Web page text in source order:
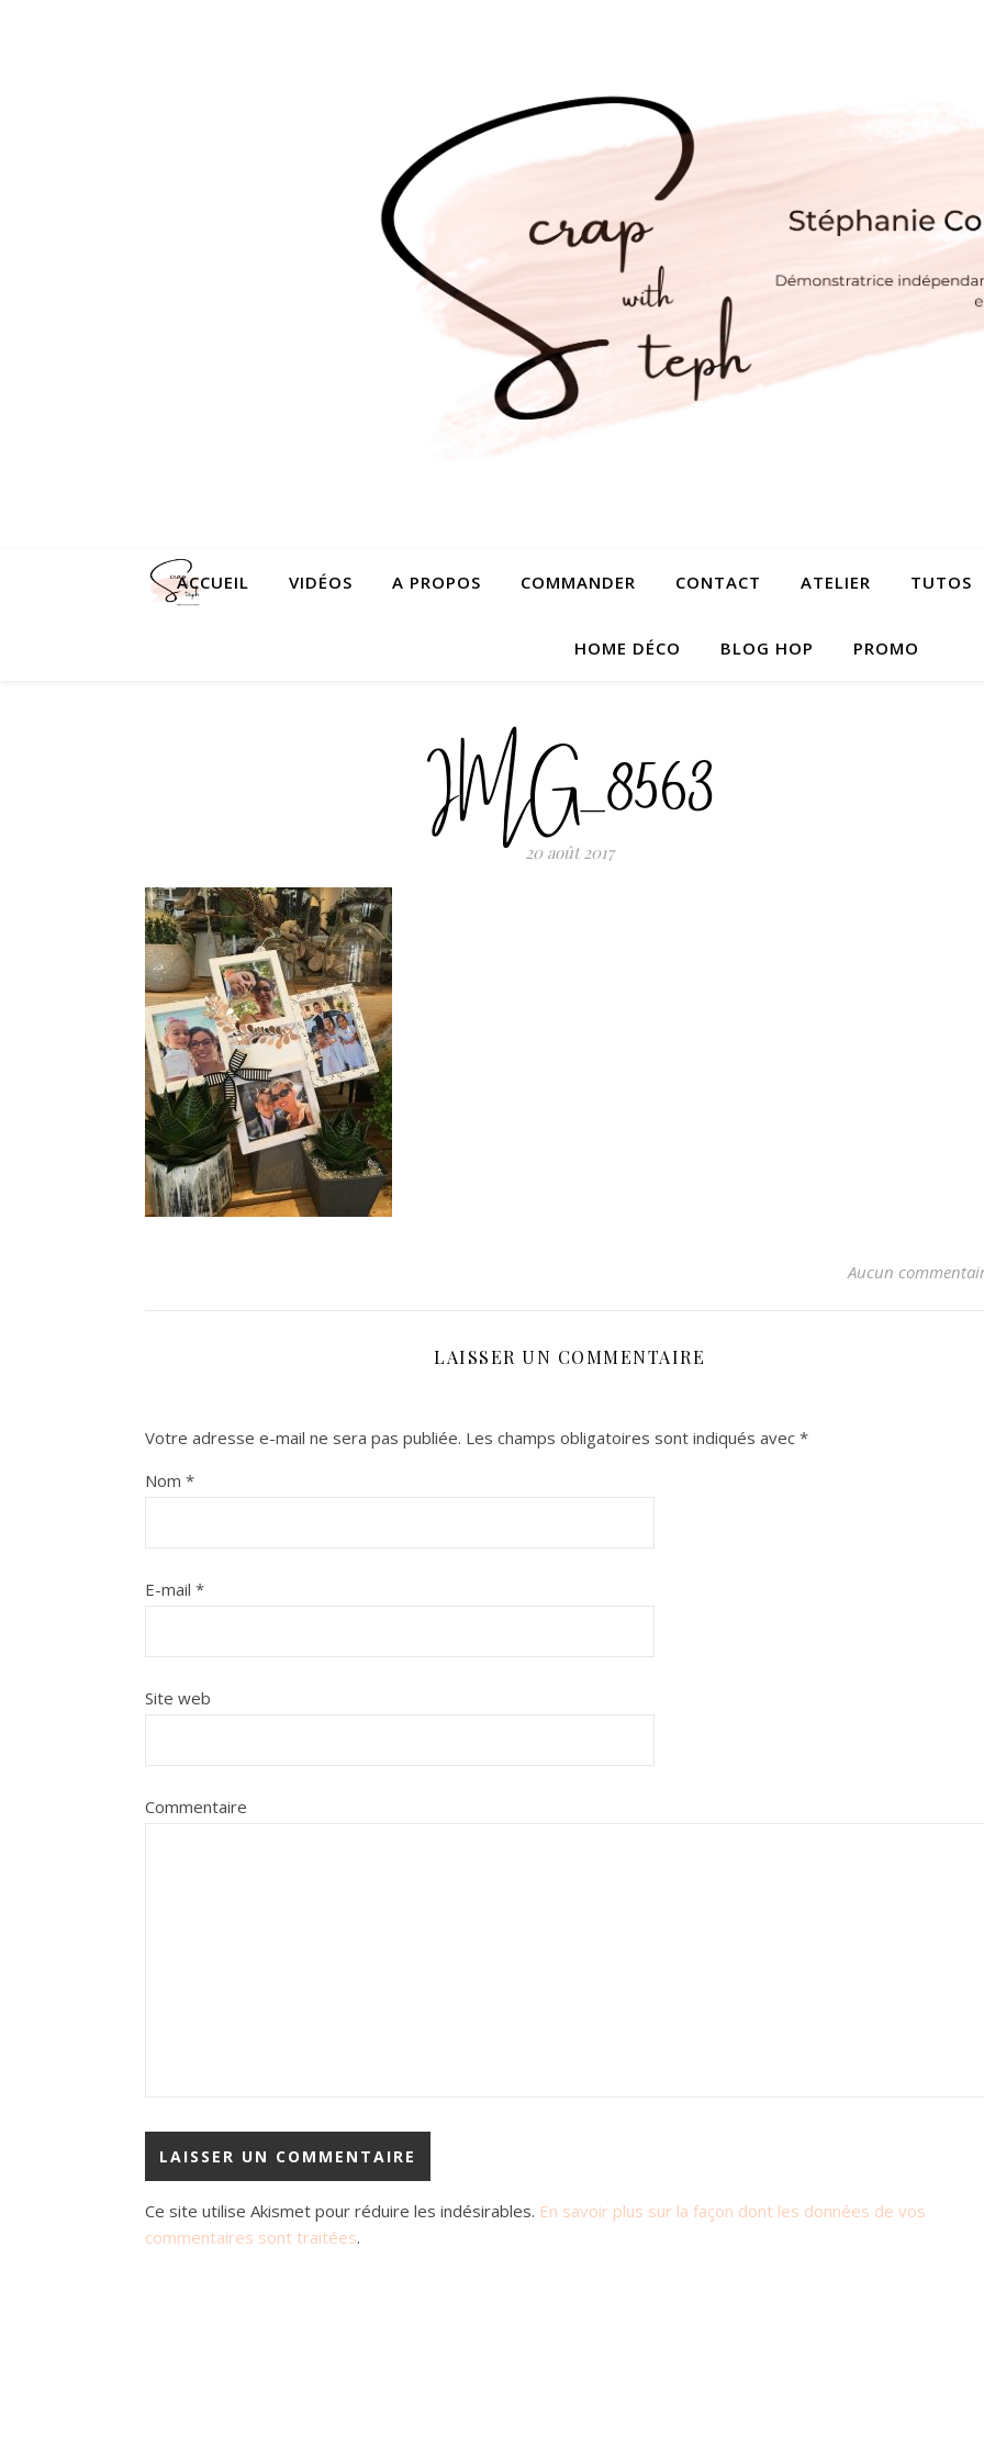
ACCUEIL VIDÉOS A PROPOS COMMANDER CONTACT ATELIER TUTOS
HOME DÉCO BLOG HOP PROMO
IMG_8563
20 août 2017
Aucun
LAISSER UN COMMENTAIRE
Votre adresse e-mail ne sera pas publiée. Les champs obligatoires sont indiqués avec *
Nom *
E-mail *
Site web
Commentaire
Ce site utilise Akismet pour réduire les indésirables. En savoir plus sur la façon dont les données de vos
commentaires sont traitées.